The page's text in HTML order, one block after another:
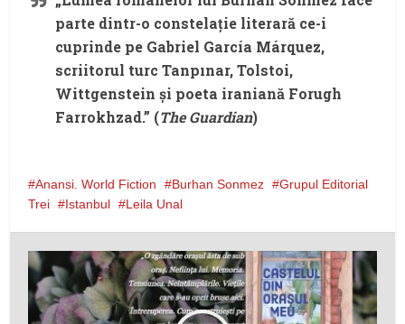
parte dintr-o constelație literară ce-i
cuprinde pe Gabriel García Márquez,
scriitorul turc Tanpınar, Tolstoi,
Wittgenstein și poeta iraniană Forugh
Farrokhzad.” (The Guardian)
Anansi. World Fiction Burhan Sonmez
Grupul Editorial
Trei
Istanbul Leila Unal